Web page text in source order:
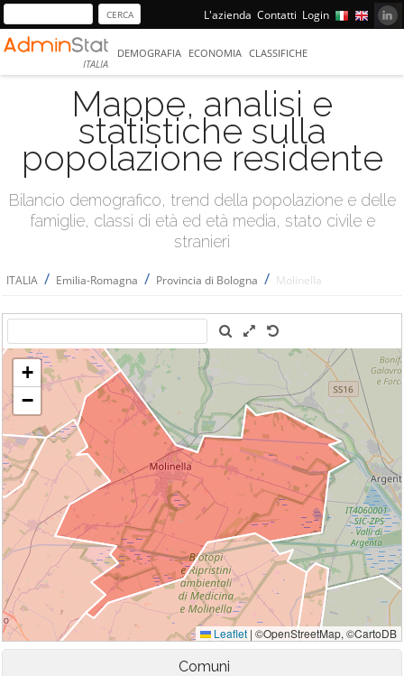
L'azienda Contatti Login
ITALIA
DEMOGRAFIA ECONOMIA CLASSIFICHE
Mappe, analisi e
statistiche sulla
popolazione residente
Bilancio demografico, trend della popolazione e delle
famiglie, classi di età ed età media, stato civile e
stranieri
ITALIA / Emilia-Romagna / Provincia di Bologna / Molinella
Comuni